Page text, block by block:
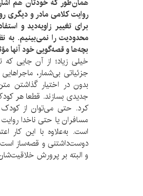
روایت کلامی مادر و
برای تغییر زاویه‌دید و
محدودیت را نمی‌بینیم. به
بچه‌ها و قصه‌گویی خود آنها
خیلی زیاد؛ از آن جایی که
جزئیاتی بی‌شمار،
بدون در اختیار گذاشتن
جدیدی بسازند. قطعا هر
کرد. حتی می‌توان از کودک
مسافران یا حتی ناخدا
است. به‌علاوه با این کار
دوست‌داشتنی و قصه‌ساز است
و البته بر پرورش